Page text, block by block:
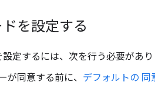
ドを設定する
設定するには、次を行う必要があり
が同意する前に、 デフォルトの 同